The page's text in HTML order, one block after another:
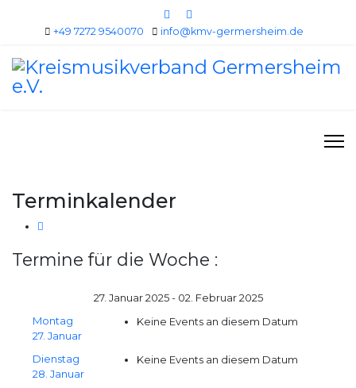
+49 7272 9540070 info@kmv-germersheim.de
Terminkalender
Termine für die Woche :
27. Januar 2025 - 02. Februar 2025
Montag
27. Januar
Keine Events an diesem Datum
Dienstag
28. Januar
Keine Events an diesem Datum